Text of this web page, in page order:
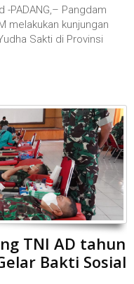
PADANG,– Pangdam
melakukan kunjungan
Sakti di Provinsi
TNI AD tahun
Bakti Sosial